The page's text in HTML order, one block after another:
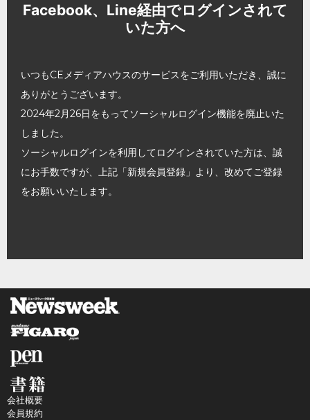
Facebook、Line経由でログインされて
いた方へ
いつもCEメディアハウスのサービスをご利用いただき、誠に
ありがとうございます。
2024年2月26日をもってソーシャルログイン機能を廃止いた
しました。
ソーシャルログインを利用してログインされていた方は、誠
にお手数ですが、上記「新規会員登録」より、改めてご登録
をお願いいたします。
会社概要
会員規約